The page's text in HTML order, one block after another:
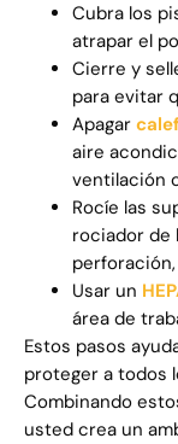
Cubra los
atrapar el
Cierre y
para evitar
Apagar
aire
ventilación
Rocíe las
rociador de
Usar un
área de
Estos pasos
proteger a todos
Combinando
usted crea un